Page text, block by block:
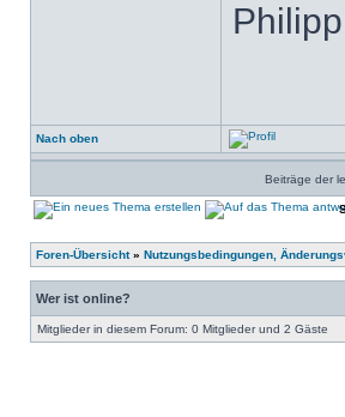
Philipp
Nach oben
Beiträge der
Foren-Übersicht» Nutzungsbedingungen,
Wer ist online?
Mitglieder in diesem Forum: 0 Mitglieder und 2 Gäste